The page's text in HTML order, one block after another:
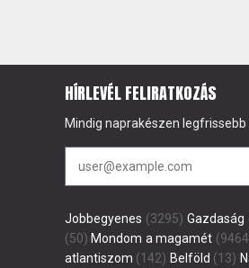
HÍRLEVÉL FELIRATKOZÁS
Mindig naprakészen legfrissebb
Jobbegyenes (3295) Gazdaság
(50) Mondom a magamét
atlantiszom (142) Belföld (13)